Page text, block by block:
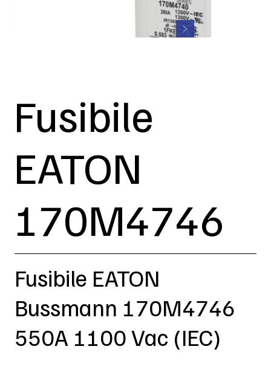
Fusibile
EATON
170M4746
Fusibile EATON
Bussmann 170M4746
550A 1100 Vac (IEC)